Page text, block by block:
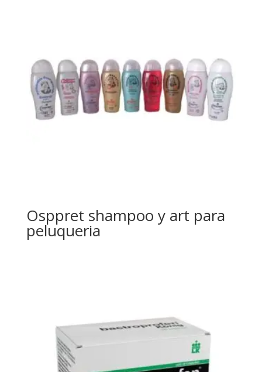
Osppret shampoo y art para
peluqueria